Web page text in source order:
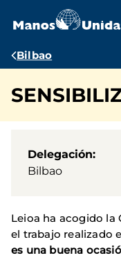
contenido
Ruta
navegación
Bilbao
Delegación
Bilbao
Leioa ha acogido la
el trabajo realizado
es una buena